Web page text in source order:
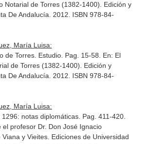
Notarial de Torres (1382-1400). Edición y
De Andalucía. 2012. ISBN 978-84-
María Luisa:
de Torres. Estudio. Pag. 15-58. En: El
de Torres (1382-1400). Edición y
De Andalucía. 2012. ISBN 978-84-
María Luisa:
notas diplomáticas. Pag. 411-420.
el profesor Dr. Don José Ignacio
y Vieites. Ediciones de Universidad